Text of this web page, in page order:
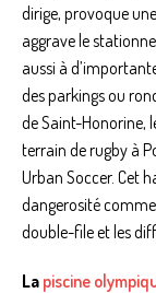
dirige, provoque
aggrave le
aussi à
des parkings ou
de Saint-Honorine,
terrain de rugby à
Urban Soccer. Cet
dangerosité
double-file et les
La piscine